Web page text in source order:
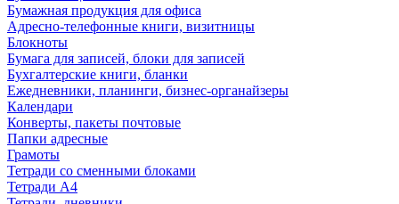
Бумажная продукция для офиса
Адресно-телефонные книги, визитницы
Блокноты
Бумага для записей, блоки для записей
Бухгалтерские книги, бланки
Ежедневники, планинги, бизнес-органайзеры
Календари
Конверты, пакеты почтовые
Папки адресные
Грамоты
Тетради со сменными блоками
Тетради А4